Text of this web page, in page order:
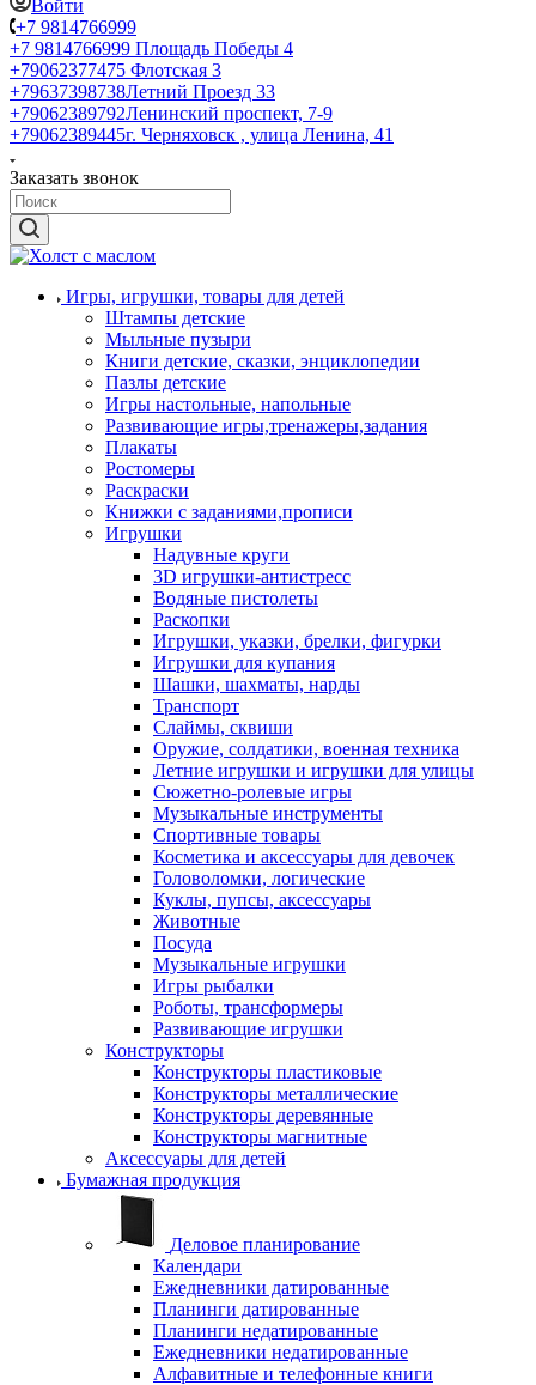
Войти
+7 9814766999
+7 9814766999 Площадь Победы 4
+79062377475 Флотская 3
+79637398738Летний Проезд 33
+79062389792Ленинский проспект, 7-9
+79062389445г. Черняховск , улица Ленина, 41
Заказать звонок
Игры, игрушки, товары для детей
Штампы детские
Мыльные пузыри
Книги детские, сказки, энциклопедии
Пазлы детские
Игры настольные, напольные
Развивающие игры,тренажеры,задания
Плакаты
Ростомеры
Раскраски
Книжки с заданиями,прописи
Игрушки
Надувные круги
3D игрушки-антистресс
Водяные пистолеты
Раскопки
Игрушки, указки, брелки, фигурки
Игрушки для купания
Шашки, шахматы, нарды
Транспорт
Слаймы, сквиши
Оружие, солдатики, военная техника
Летние игрушки и игрушки для улицы
Сюжетно-ролевые игры
Музыкальные инструменты
Спортивные товары
Косметика и аксессуары для девочек
Головоломки, логические
Куклы, пупсы, аксессуары
Животные
Посуда
Музыкальные игрушки
Игры рыбалки
Роботы, трансформеры
Развивающие игрушки
Конструкторы
Конструкторы пластиковые
Конструкторы металлические
Конструкторы деревянные
Конструкторы магнитные
Аксессуары для детей
Бумажная продукция
Деловое планирование
Календари
Ежедневники датированные
Планинги датированные
Планинги недатированные
Ежедневники недатированные
Алфавитные и телефонные книги